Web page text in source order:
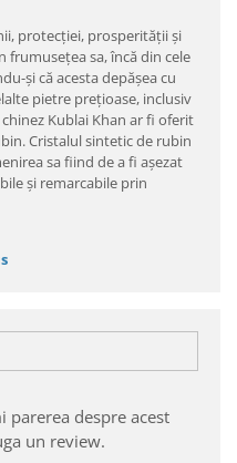
protecţiei, prosperităţii şi
frumuseţea sa, încă din cele
şi că acesta depăşea cu
pietre preţioase, inclusiv
Kublai Khan ar fi oferit
Cristalul sintetic de rubin
sa fiind de a fi aşezat
şi remarcabile prin
parerea despre acest
un review.